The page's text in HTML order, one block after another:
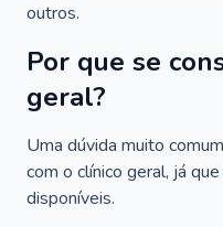
outros.
Por que se
geral?
Uma dúvida muito
com o clínico geral, já
disponíveis.